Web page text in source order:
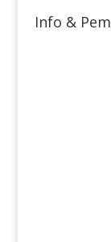
Info &